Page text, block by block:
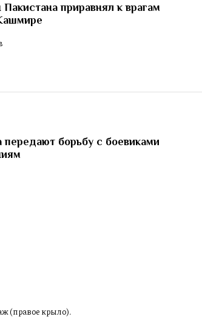
приравнял к врагам
передают борьбу с боевиками
(правое крыло).